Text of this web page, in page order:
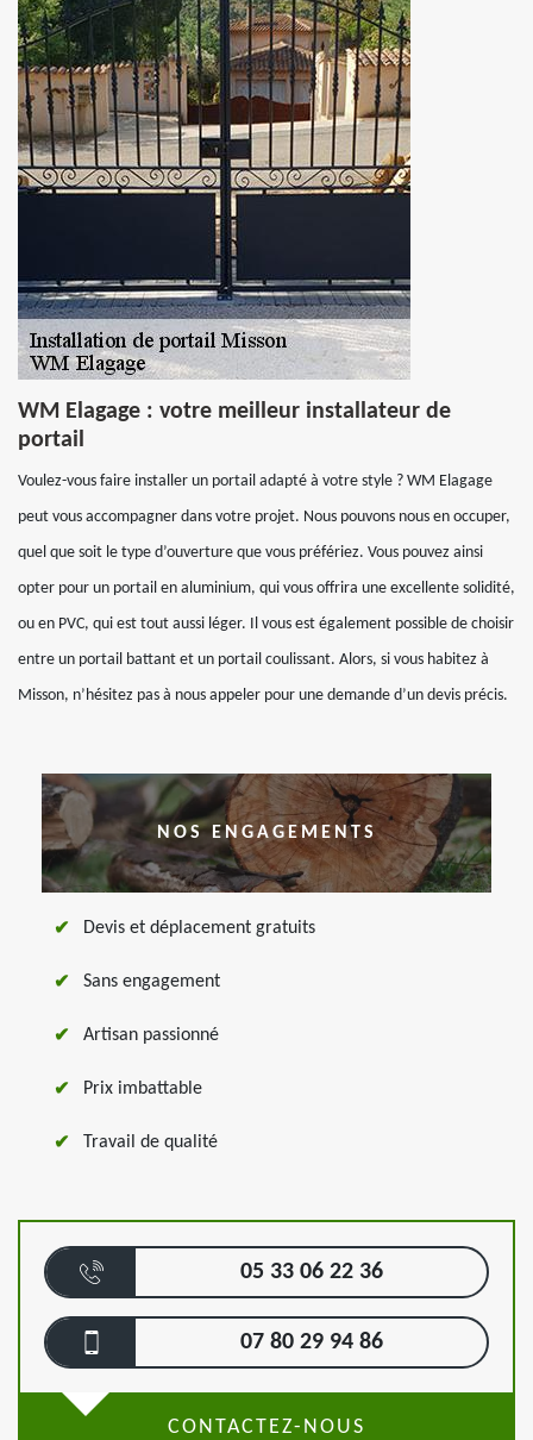
WM Elagage : votre meilleur installateur de
portail
Voulez-vous faire installer un portail adapté à votre style ? WM Elagage
peut vous accompagner dans votre projet. Nous pouvons nous en occuper,
quel que soit le type d’ouverture que vous préfériez. Vous pouvez ainsi
opter pour un portail en aluminium, qui vous offrira une excellente solidité,
ou en PVC, qui est tout aussi léger. Il vous est également possible de choisir
entre un portail battant et un portail coulissant. Alors, si vous habitez à
Misson, n’hésitez pas à nous appeler pour une demande d’un devis précis.
NOS ENGAGEMENTS
Devis et déplacement gratuits
Sans engagement
Artisan passionné
Prix imbattable
Travail de qualité
05 33 06 22 36
07 80 29 94 86
CONTACTEZ-NOUS